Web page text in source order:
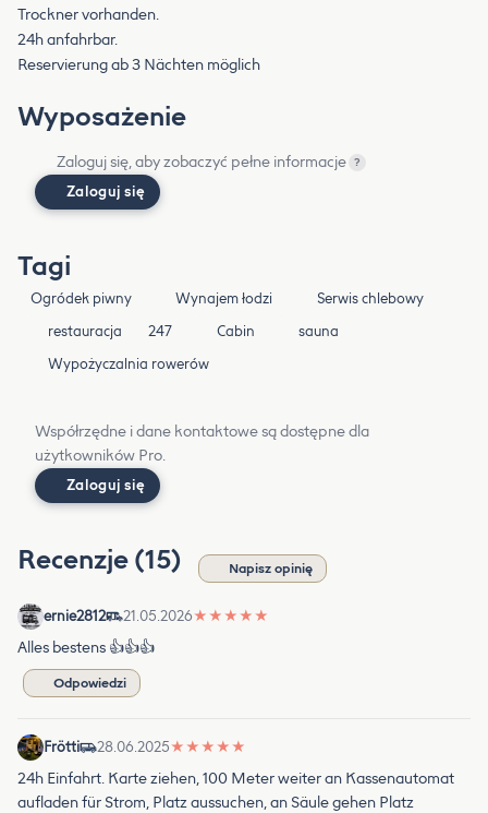
Trockner vorhanden.
24h anfahrbar.
Reservierung ab 3 Nächten möglich
Wyposażenie
Zaloguj się, aby zobaczyć pełne informacje ?
Zaloguj się
Tagi
Ogródek piwny Wynajem łodzi
Serwis chlebowy
restauracja
247 Cabin
sauna
Wypożyczalnia rowerów
Współrzędne i dane kontaktowe są dostępne dla
użytkowników Pro.
Zaloguj się
Recenzje (15) Napisz opinię
ernie2812 21.05.2026★ ★ ★ ★ ★
Alles bestens 👍👍👍
Odpowiedzi
Frötti 28.06.2025★ ★ ★ ★ ★
24h Einfahrt. Karte ziehen, 100 Meter weiter an Kassenautomat
aufladen für Strom, Platz aussuchen, an Säule gehen Platz